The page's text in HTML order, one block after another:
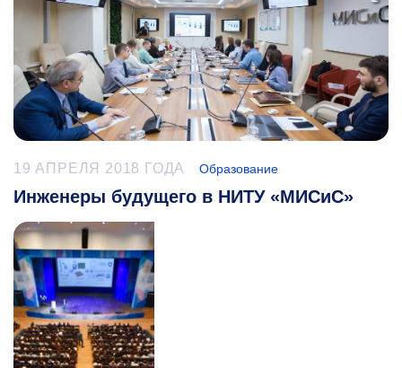
19 АПРЕЛЯ 2018 ГОДА Образование
Инженеры будущего в НИТУ «МИСиС»